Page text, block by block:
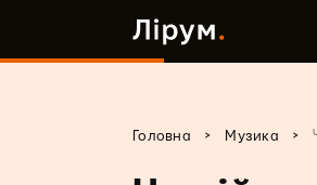
Головна > Музика >